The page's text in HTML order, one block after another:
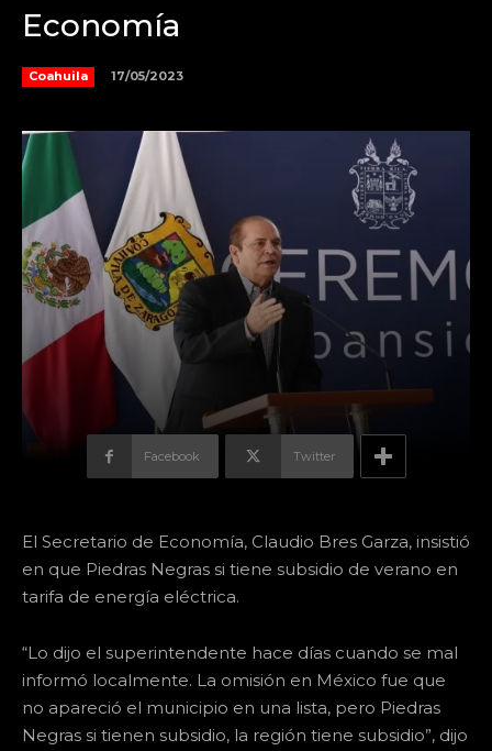
Economía
Coahuila 17/05/2023
Facebook Twitter
El Secretario de Economía, Claudio Bres Garza, insistió
en que Piedras Negras si tiene subsidio de verano en
tarifa de energía eléctrica.
“Lo dijo el superintendente hace días cuando se mal
informó localmente. La omisión en México fue que
no apareció el municipio en una lista, pero Piedras
Negras si tienen subsidio, la región tiene subsidio”, dijo